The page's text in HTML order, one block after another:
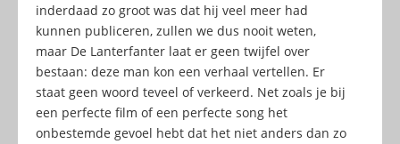
inderdaad zo groot was dat hij veel meer had
kunnen publiceren, zullen we dus nooit weten,
maar De Lanterfanter laat er geen twijfel over
bestaan: deze man kon een verhaal vertellen. Er
staat geen woord teveel of verkeerd. Net zoals je bij
een perfecte film of een perfecte song het
onbestemde gevoel hebt dat het niet anders dan zo